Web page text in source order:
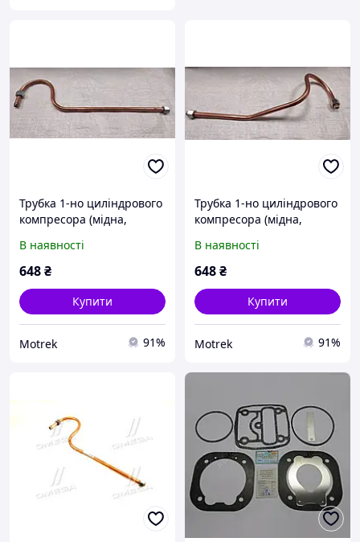
Трубка 1-но циліндрового
компресора (мідна,
3506190-01 / Імпорт 6520-
3506190-01
В наявності
648₴
Купити
Motrek 91%
Трубка 1-но циліндрового
компресора (мідна,
3506190 / Імпорт 6520-
3506190
В наявності
648₴
Купити
Motrek 91%